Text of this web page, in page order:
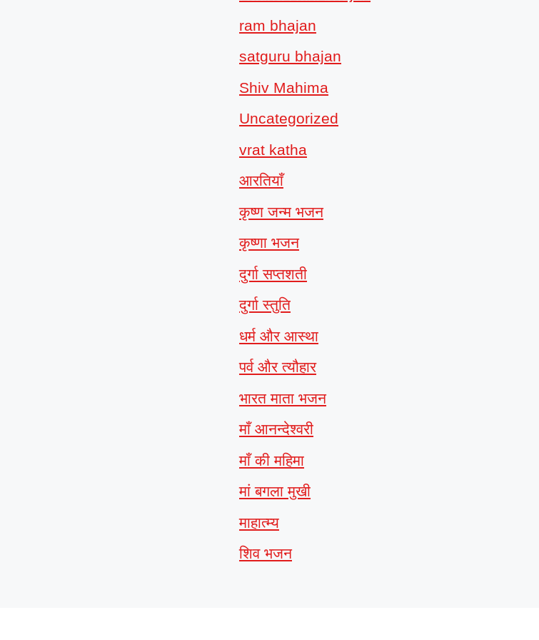
ram bhajan
satguru bhajan
Shiv Mahima
Uncategorized
vrat katha
आरतियाँ
कृष्ण जन्म भजन
कृष्णा भजन
दुर्गा सप्तशती
दुर्गा स्तुति
धर्म और आस्था
पर्व और त्यौहार
भारत माता भजन
माँ आनन्देश्वरी
माँ की महिमा
मां बगला मुखी
माहात्म्य
शिव भजन